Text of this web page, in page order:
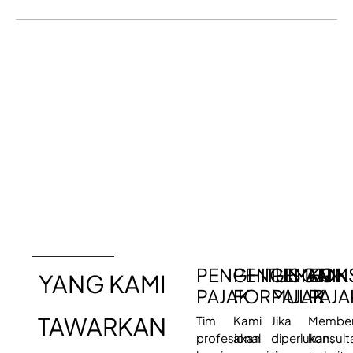
YANG KAMI
TAWARKAN
PENGHITUNGAN
PAJAK
Tim
profesional
PENGISIAN
FORMULIR
Kami
akan
PAJAK
Jika
diperlukan,